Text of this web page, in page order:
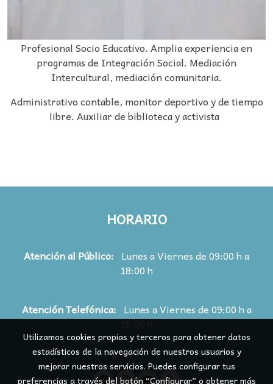
Profesional Socio Educativo. Amplia experiencia en
programas de Integración Social. Mediación
Intercultural, mediación comunitaria.
Administrativo contable, monitor deportivo y de tiempo
libre. Auxiliar de biblioteca y activista
HORARIO
Atención al Público: Lunes a Viernes de 09:00 h a
18:00 h
AtenciónTelefónica: Lunes a Viernes de 09:00 h a
18:00 h
Utilizamos cookies propias y terceros para obtener datos
estadísticos de la navegación de nuestros usuarios y
mejorar nuestros servicios. Puedes configurar tus
preferencias a través del botón “Configurar” o obtener más